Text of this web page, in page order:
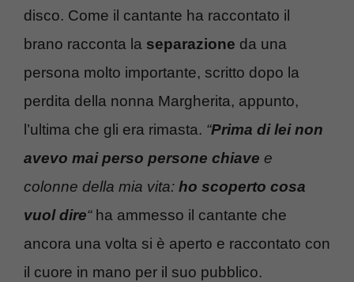
disco. Come il cantante ha raccontato il
brano racconta la separazione da una
persona molto importante, scritto dopo la
perdita della nonna Margherita, appunto,
l’ultima che gli era rimasta. “Prima di lei non
avevo mai perso persone chiave e
colonne della mia vita: ho scoperto cosa
vuol dire“ha ammesso il cantante che
ancora una volta si è aperto e raccontato con
il cuore in mano per il suo pubblico.